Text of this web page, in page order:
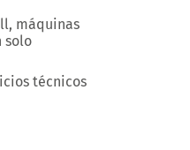
máquinas
solo
técnicos